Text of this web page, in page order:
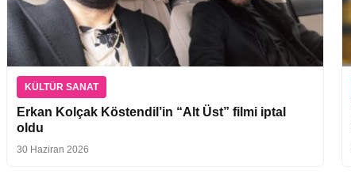
KÜLTÜR SANAT
Erkan Kolçak Köstendil’in “Alt Üst” filmi iptal
oldu
30 Haziran 2026